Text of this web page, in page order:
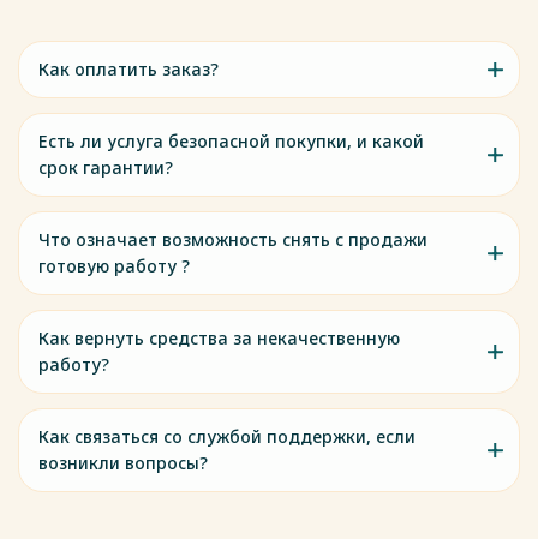
Как оплатить заказ?
Есть ли услуга безопасной покупки, и какой
срок гарантии?
Что означает возможность снять с продажи
готовую работу ?
Как вернуть средства за некачественную
работу?
Как связаться со службой поддержки, если
возникли вопросы?